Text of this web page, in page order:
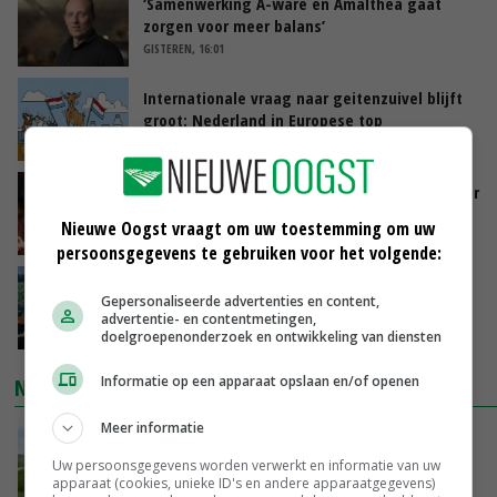
zorgen voor meer balans’
GISTEREN, 16:01
Internationale vraag naar geitenzuivel blijft
groot: Nederland in Europese top
Vlaamse varkensstapel krimpt, pluimveesector
GISTEREN, 15:20
je gelukkig van wordt’
GISTEREN, 13:31
NIEUWSTE VIDEO'S
POAH!: John Deere 7730
GISTEREN, 10:00
Nieuwe Oogst vraagt om uw toestemming om uw
persoonsgegevens te gebruiken voor het volgende:
Gepersonaliseerde advertenties en content,
advertentie- en contentmetingen,
doelgroepenonderzoek en ontwikkeling van diensten
Informatie op een apparaat opslaan en/of openen
Meer informatie
Uw persoonsgegevens worden verwerkt en informatie van uw
apparaat (cookies, unieke ID's en andere apparaatgegevens)